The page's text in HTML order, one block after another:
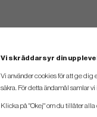
Vi skräddarsyr din
Vi använder cookies för att ge dig
säkra. För detta ändamål samlar vi
Klicka på "Okej" om du tillåter